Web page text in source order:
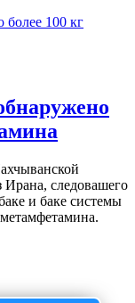
Ирана, следовашего
и баке системы